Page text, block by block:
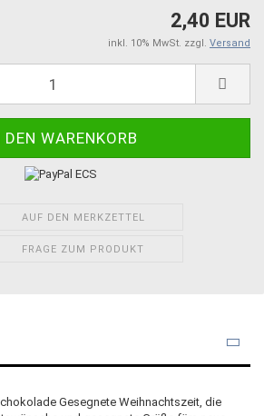
2,40 EUR
inkl. 10% MwSt. zzgl. Versand
AUF DEN MERKZETTEL
FRAGE ZUM PRODUKT
Gesegnete Weihnachtszeit, die